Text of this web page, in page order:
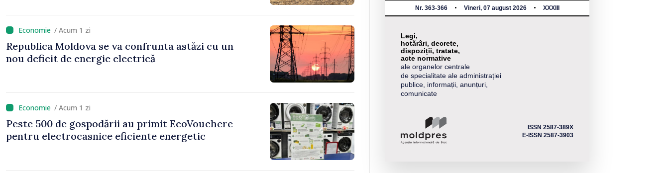
/ Acum 1 zi
Republica Moldova se va confrunta astăzi cu un
nou deficit de energie electrică
/ Acum 1 zi
Peste 500 de gospodării au primit EcoVouchere
pentru electrocasnice eficiente energetic
Nr. 363-366 Vineri, 07 august 2026 XXXIII
Legi,
hotărâri, decrete,
dispoziții, tratate,
acte normative
ale organelor centrale
de specialitate ale administrației
publice, informații, anunțuri,
comunicate
ISSN 2587-389X
E-ISSN 2587-3903